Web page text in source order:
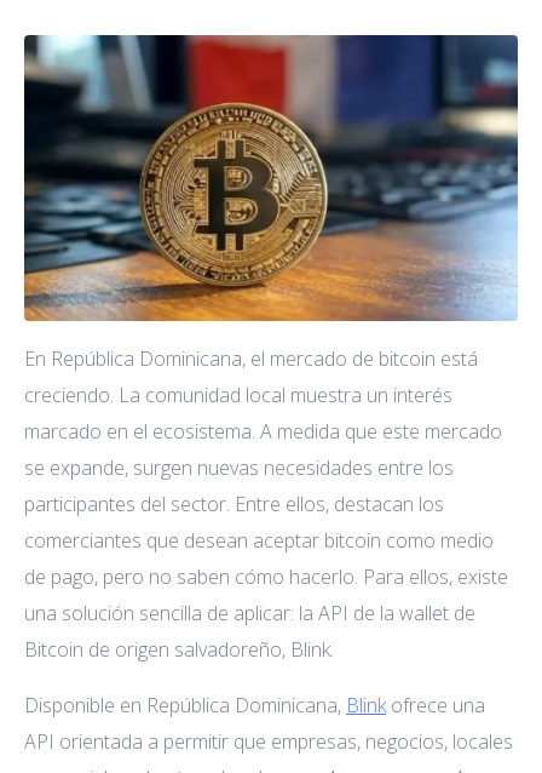
En República Dominicana, el mercado de bitcoin está
creciendo. La comunidad local muestra un interés
marcado en el ecosistema. A medida que este mercado
se expande, surgen nuevas necesidades entre los
participantes del sector. Entre ellos, destacan los
comerciantes que desean aceptar bitcoin como medio
de pago, pero no saben cómo hacerlo. Para ellos, existe
una solución sencilla de aplicar: la API de la wallet de
Bitcoin de origen salvadoreño, Blink.
Disponible en República Dominicana, Blinkofrece una
API orientada a permitir que empresas, negocios, locales